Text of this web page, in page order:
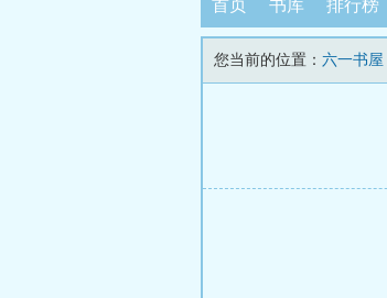
首页 书库 排行榜
您当前的位置： 六一书屋